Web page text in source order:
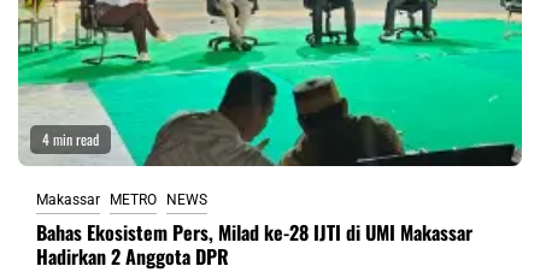
4 min read
Makassar METRO NEWS
Bahas Ekosistem Pers, Milad ke-28 IJTI di UMI Makassar
Hadirkan 2 Anggota DPR